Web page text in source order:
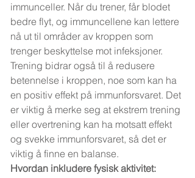
immunceller. Når du trener, får blodet
bedre flyt, og immuncellene kan lettere
nå ut til områder av kroppen som
trenger beskyttelse mot infeksjoner.
Trening bidrar også til å redusere
betennelse i kroppen, noe som kan ha
en positiv effekt på immunforsvaret. Det
er viktig å merke seg at ekstrem trening
eller overtrening kan ha motsatt effekt
og svekke immunforsvaret, så det er
viktig å finne en balanse.
Hvordan inkludere fysisk aktivitet: